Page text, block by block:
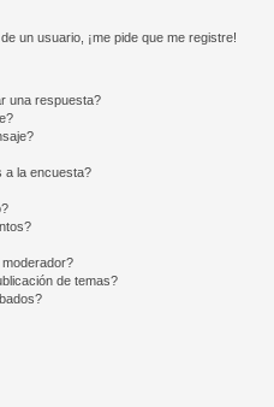
un usuario, ¡me pide que me registre!
una respuesta?
a la encuesta?
de temas?